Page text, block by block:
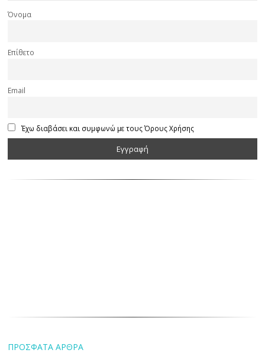
Όνομα
Επίθετο
Email
Έχω διαβάσει και συμφωνώ με τους Όρους Χρήσης
ΠΡΟΣΦΑΤΑ ΑΡΘΡΑ